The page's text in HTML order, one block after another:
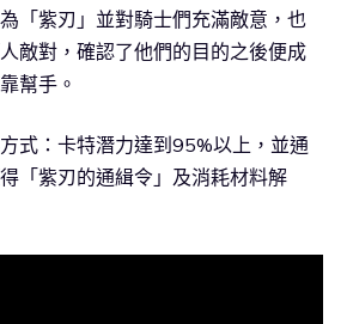
「紫刃」並對騎士們充滿敵意，也
敵對，確認了他們的目的之後便成
幫手。
方式：卡特潛力達到95%以上，並通
「紫刃的通緝令」及消耗材料解